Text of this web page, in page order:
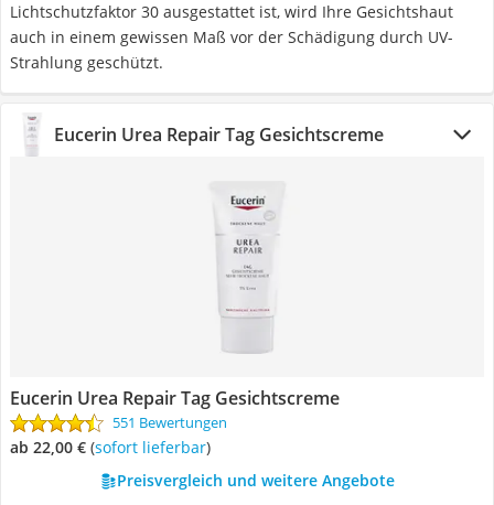
Lichtschutzfaktor 30 ausgestattet ist, wird Ihre Gesichtshaut
auch in einem gewissen Maß vor der Schädigung durch UV-
Strahlung geschützt.
Eucerin Urea Repair Tag Gesichtscreme
Eucerin Urea Repair Tag Gesichtscreme
551 Bewertungen
ab 22,00 € ( Sofort lieferbar)
Preisvergleich und weitere Angebote